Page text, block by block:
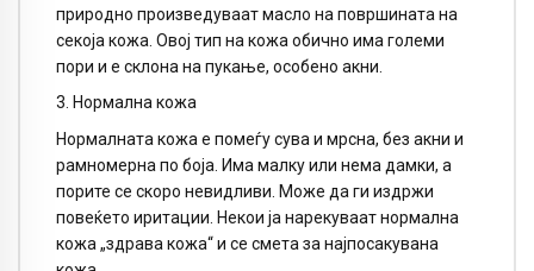
природно произведуваат масло на површината на
секоја кожа. Овој тип на кожа обично има големи
пори и е склона на пукање, особено акни.
3. Нормална кожа
Нормалната кожа е помеѓу сува и мрсна, без акни и
рамномерна по боја. Има малку или нема дамки, а
порите се скоро невидливи. Може да ги издржи
повеќето иритации. Некои ја нарекуваат нормална
кожа „здрава кожа“ и се смета за најпосакувана